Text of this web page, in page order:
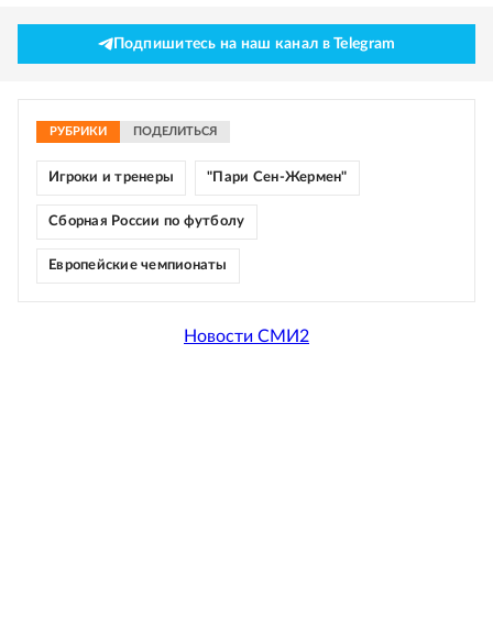
Подпишитесь на наш канал в Telegram
РУБРИКИ ПОДЕЛИТЬСЯ
Игроки и тренеры "Пари Сен-Жермен"
Сборная России по футболу
Европейские чемпионаты
Новости СМИ2